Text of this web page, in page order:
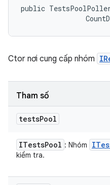
public
Ctor nơi cung cấp nhóm
Tham số
testsPool
ITestsPool : Nhóm
kiểm tra.